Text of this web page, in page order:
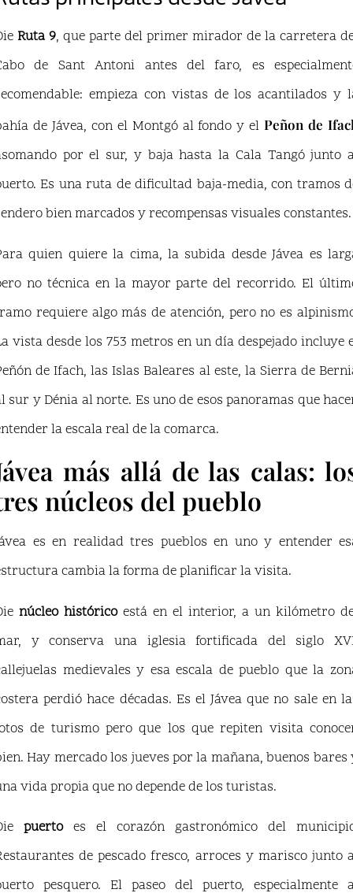
Ruta 9, que parte del primer mirador de la carretera
de Sant Antoni antes del faro, es
empieza con vistas de los acantilados y
de Jávea, con el Montgó al fondo y elPeñon de
por el sur, y baja hasta la Cala Tangó junto
Es una ruta de dificultad baja-media, con tramos
bien marcados y recompensas visuales constantes.
quien quiere la cima, la subida desde Jávea es
no técnica en la mayor parte del recorrido. El
requiere algo más de atención, pero no es
vista desde los 753 metros en un día despejado incluye
de Ifach, las Islas Baleares al este, la Sierra de
sur y Dénia al norte. Es uno de esos panoramas que
la escala real de la comarca.
más allá de las calas:
núcleos del pueblo
es en realidad tres pueblos en uno y entender
cambia la forma de planificar la visita.
núcleo históricoestá en el interior, a un kilómetro
y conserva una iglesia fortificada del siglo
medievales y esa escala de pueblo que la
perdió hace décadas. Es el Jávea que no sale en
de turismo pero que los que repiten visita
Hay mercado los jueves por la mañana, buenos bares
vida propia que no depende de los turistas.
puertoes el corazón gastronómico del
de pescado fresco, arroces y marisco junto
pesquero. El paseo del puerto, especialmente